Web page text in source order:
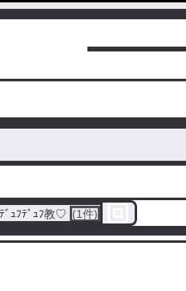
ﾃﾞｭﾌﾃﾞｭﾌ教♡ (1件)